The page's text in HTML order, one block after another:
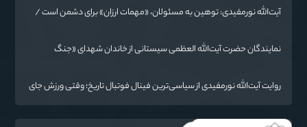
آیت‌الله نورمفیدی: توهین به مسئولان، «مهمات ارزان» برای دشمن است /
نمایندگان حضرت آیت‌الله العظمی سیستانی از خاندان شهدای «جنگ
روایت آیت‌الله نورمفیدی از سیاسی‌ترین فینال فوتبال تاریخ؛ وقتی ورزش جای